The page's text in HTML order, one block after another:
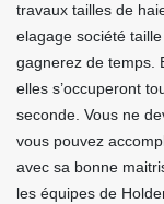
travaux tailles de
elagage société
gagnerez de temps.
elles s’occuperont
seconde. Vous ne
vous pouvez
avec sa bonne
les équipes de